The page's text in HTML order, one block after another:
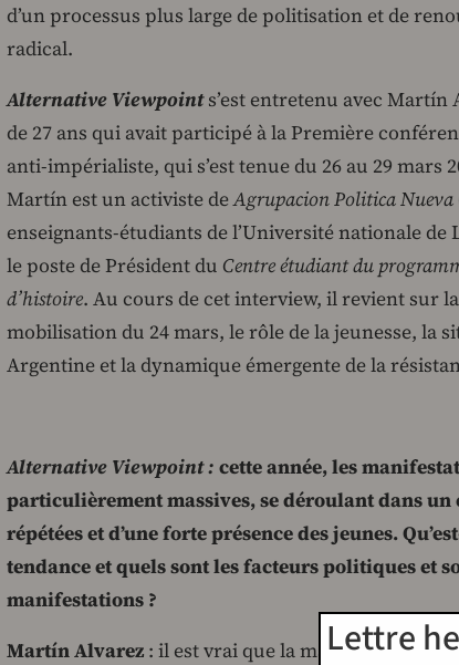
d’un processus plus large de politisation et de
radical.
Alternative Viewpoints’est entretenu avec
de 27 ans qui avait participé à la Première
anti-impérialiste, qui s’est tenue du 26 au 29 mars
Martín est un activiste deAgrupacion Politica Nueva
enseignants-étudiants de l’Université nationale
le poste de Président du Centre étudiant du
d’histoire. Au cours de cet interview, il revient sur
mobilisation du 24 mars, le rôle de la jeunesse, la
Argentine et la dynamique émergente de la
Alternative Viewpoint : cette année, les
particulièrement massives, se déroulant dans
répétées et d’une forte présence des jeunes.
tendance et quels sont les facteurs politiques et
manifestations ?
Martín Alvarez : il est vrai que la manifestation du
Lettre